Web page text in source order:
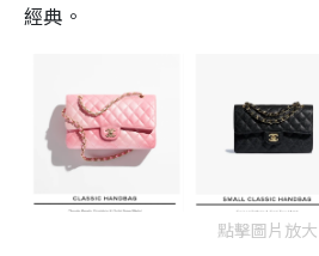
經典。
點擊圖片放大